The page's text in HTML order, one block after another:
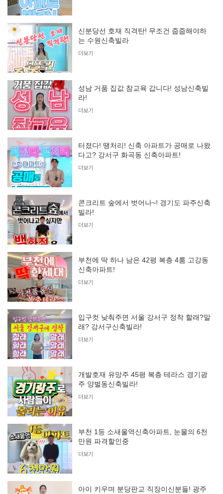
신분당선 호재 직격탄! 무조건 줍줍해야하
는 수원신축빌라
더보기
성남 거품 집값 참교육 갑니다! 성남신축빌
라!
더보기
터졌다! 땡처리! 신축 아파트가 공매로 나왔
다고? 강서구 화곡동 신축아파트!
더보기
콘크리트 숲에서 벗어나~! 경기도 파주신축
빌라!
더보기
부천에 딱 하나 남은 42평 복층 4룸 고강동
신축아파트!
더보기
입구컷 낮춰주면 서울 강서구 정착 할래?말
래? 강서구신축빌라!
더보기
개발호재 유망주 45평 복층 테라스 경기광
주 양벌동신축빌라!
더보기
부천 1등 소새울역신축아파트, 눈물의 6천
만원 파격할인중
더보기
아이 키우며 분당판교 직장이신분들! 광주